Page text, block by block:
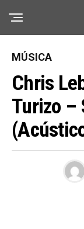
MÚSICA
Chris
Turizo –